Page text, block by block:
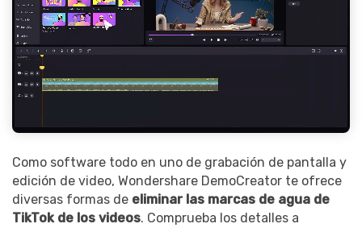
Como software todo en uno de grabación de pantalla y
edición de video, Wondershare DemoCreator te ofrece
diversas formas de eliminar las marcas de agua de
TikTok de los videos. Comprueba los detalles a